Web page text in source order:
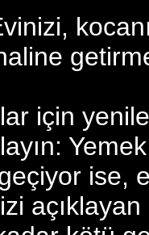
için
ise,